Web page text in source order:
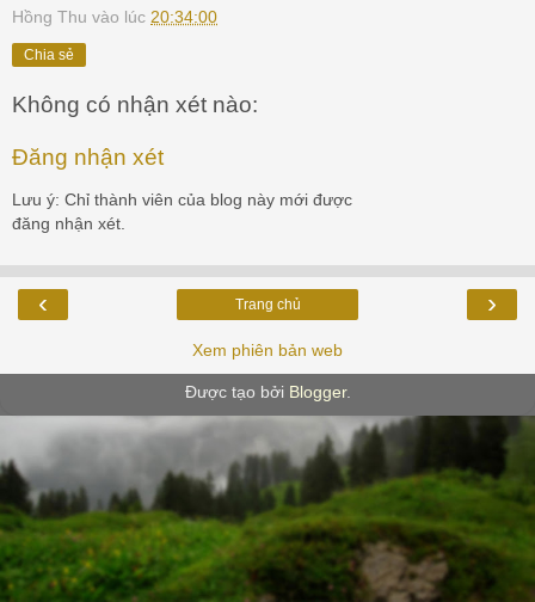
Hồng Thu vào lúc 20:34:00
Chia sẻ
Không có nhận xét nào:
Đăng nhận xét
Lưu ý: Chỉ thành viên của blog này mới được
đăng nhận xét.
‹ ›
Trang chủ
Xem phiên bản web
Được tạo bởi Blogger.